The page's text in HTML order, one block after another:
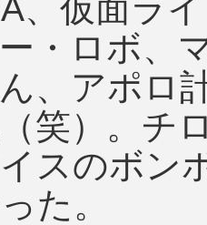
、仮面ラ
・ロボ、
、アポロ
笑）。チ
スのボン
た。